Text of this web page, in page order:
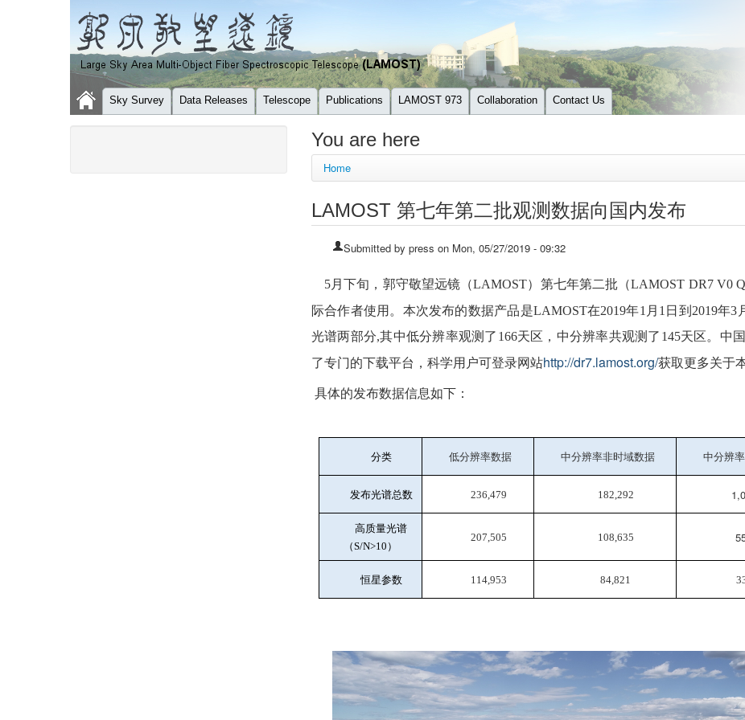
Sky Survey Data Releases Telescope Publications LAMOST 973 Collaboration Contact Us
You are here
Home
LAMOST 第七年第二批观测数据向国内发布
Submitted by press on Mon, 05/27/2019 - 09:32
5月下旬，郭守敬望远镜（LAMOST）第七年第二批（LAMOST DR7 V0
际合作者使用。本次发布的数据产品是LAMOST在2019年1 月 1 日到 2019年3
光谱两部分,其中低分辨率观测了 166天区，中分辨率共观测了 145天区。中
了专门的下载平台，科学用户可登录网站http://dr7.lamost.org/获取更多关于
具体的发布数据信息如下：
分类 低分辨率数据 中分辨率非时域数据 中分辨
发布光谱总数 236,479 182,292
高质量光谱
（S/N>10 ）
207,505 108,635
恒星参数 114,953 84,821